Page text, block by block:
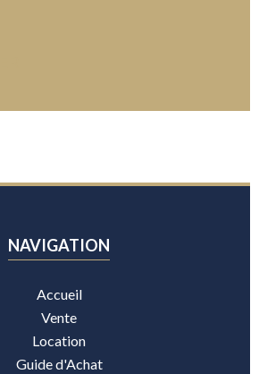
NAVIGATION
Accueil
Vente
Location
Guide d'Achat